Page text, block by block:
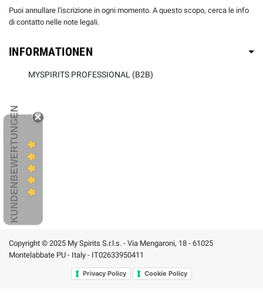
Puoi annullare l'iscrizione in ogni momento. A questo scopo, cerca le info
di contatto nelle note legali.
INFORMATIONEN
MYSPIRITS PROFESSIONAL (B2B)
KUNDENBEWERTUNGEN
Copyright © 2025 My Spirits S.r.l.s. - Via Mengaroni, 18 - 61025
Montelabbate PU - Italy - IT02633950411
Privacy Policy Cookie Policy